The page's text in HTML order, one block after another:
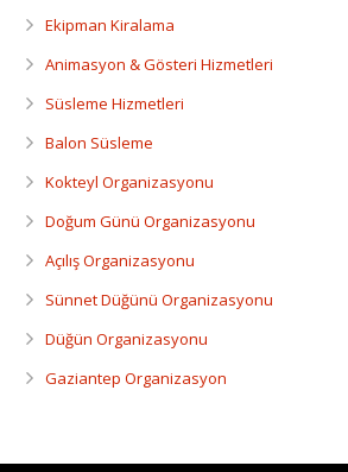
Ekipman Kiralama
Animasyon & Gösteri Hizmetleri
Süsleme Hizmetleri
Balon Süsleme
Kokteyl Organizasyonu
Doğum Günü Organizasyonu
Açılış Organizasyonu
Sünnet Düğünü Organizasyonu
Düğün Organizasyonu
Gaziantep Organizasyon